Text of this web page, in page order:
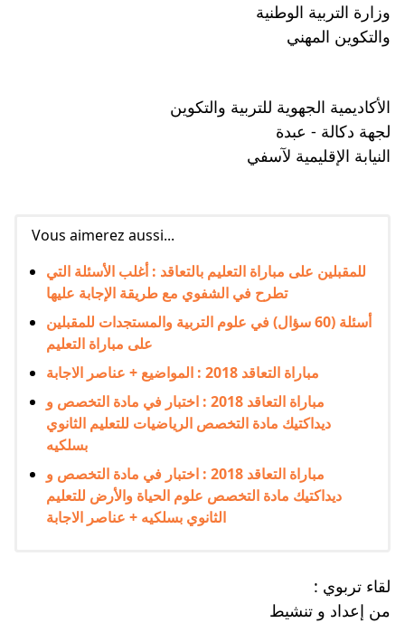
وزارة التربية الوطنية
والتكوين المهني
الأكاديمية الجهوية للتربية والتكوين
لجهة دكالة - عبدة
النيابة الإقليمية لآسفي
Vous aimerez aussi...
للمقبلين على مباراة التعليم بالتعاقد : أغلب الأسئلة التي
تطرح في الشفوي مع طريقة الإجابة عليها
أسئلة (60 سؤال) في علوم التربية والمستجدات للمقبلين
على مباراة التعليم
مباراة التعاقد 2018 : المواضيع + عناصر الاجابة
مباراة التعاقد 2018 : اختبار في مادة التخصص و
ديداكتيك مادة التخصص الرياضيات للتعليم الثانوي
بسلكيه
مباراة التعاقد 2018 : اختبار في مادة التخصص و
ديداكتيك مادة التخصص علوم الحياة والأرض للتعليم
الثانوي بسلكيه + عناصر الاجابة
لقاء تربوي :
من إعداد و تنشيط